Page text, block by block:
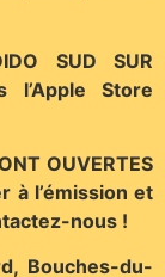
SUD SUR
l’Apple Store
OUVERTES
à l’émission et
nous !
Bouches-du-